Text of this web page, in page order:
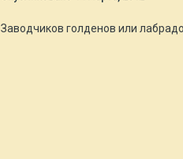
Заводчиков голденов или